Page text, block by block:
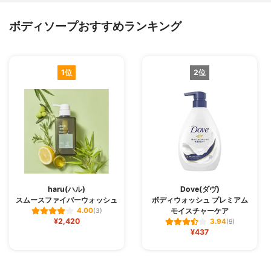
ボディソープおすすめランキング
1位
haru(ハル)
スムースファイバーウォッシュ
4.00(3)
¥2,420
2位
Dove(ダヴ)
ボディウォッシュ プレミアム
モイスチャーケア
3.94(9)
¥437